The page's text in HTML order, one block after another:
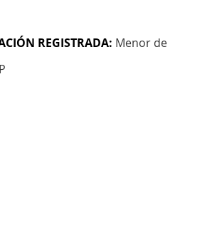
REGISTRADA: Menor de